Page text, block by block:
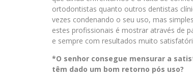
ortodontistas quanto outros dentistas
vezes condenando o seu uso, mas
estes profissionais é mostrar através de
e sempre com resultados muito
*O senhor consegue mensurar a
têm dado um bom retorno pós uso?